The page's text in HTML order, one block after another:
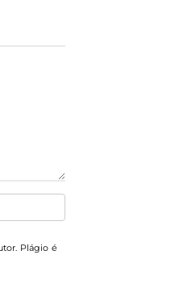
Plágio é